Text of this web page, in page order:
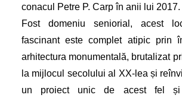
conacul Petre P. Carp în anii lui 2017.
Fost domeniu seniorial, acest
fascinant este complet atipic prin
arhitectura monumentală, brutalizat
la mijlocul secolului al XX-lea și
un proiect unic de acest fel și